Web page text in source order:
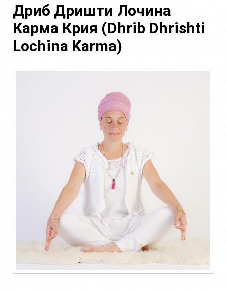
д
е
ь
Дриб Дришти Лочина
Карма Крия (Dhrib Dhrishti
Lochina Karma)